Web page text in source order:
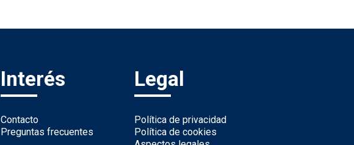
Interés
Contacto
Preguntas frecuentes
Legal
Política de privacidad
Política de cookies